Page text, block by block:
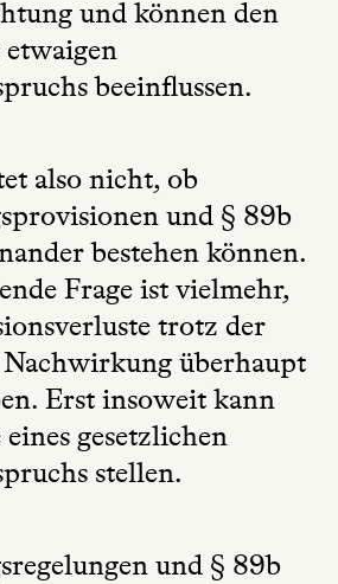
und können den
etwaigen
beeinflussen.
also nicht, ob
und § 89b
bestehen können.
Frage ist vielmehr,
trotz der
überhaupt
Erst insoweit kann
gesetzlichen
stellen.
und § 89b